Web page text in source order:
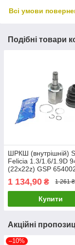
Всі умови
Подібні товари
ШРКШ (внутрішній)
Felicia 1.3/1.6/1.9D
(22x22z) GSP
1 134,90 ₴ 1 261 ₴
Купити
Акційні
–10%